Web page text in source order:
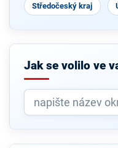
Středočeský kraj
Jak se volilo ve